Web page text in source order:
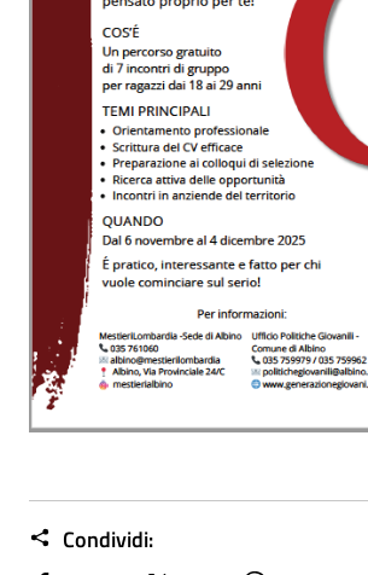
Condividi: